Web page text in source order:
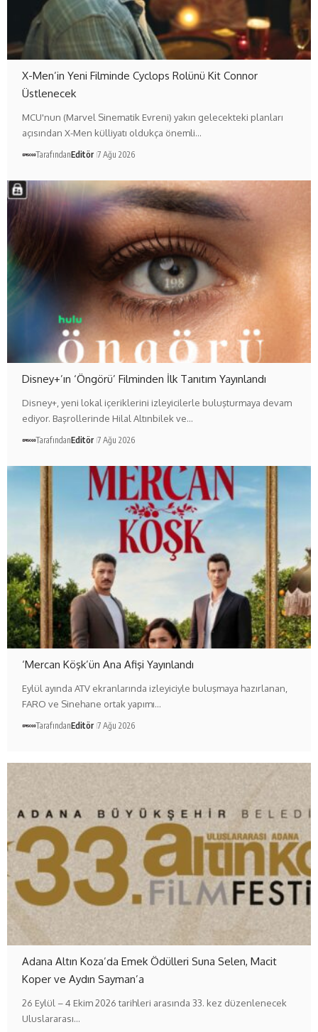
X-Men’in Yeni Filminde Cyclops Rolünü Kit Connor
Üstlenecek
MCU'nun (Marvel Sinematik Evreni) yakın gelecekteki planları
açısından X-Men külliyatı oldukça önemli…
TarafındanEditör 7 Ağu 2026
Disney+’ın ‘Öngörü’ Filminden İlk Tanıtım Yayınlandı
Disney+, yeni lokal içeriklerini izleyicilerle buluşturmaya devam
ediyor. Başrollerinde Hilal Altınbilek ve…
TarafındanEditör 7 Ağu 2026
‘Mercan Köşk’ün Ana Afişi Yayınlandı
Eylül ayında ATV ekranlarında izleyiciyle buluşmaya hazırlanan,
FARO ve Sinehane ortak yapımı…
TarafındanEditör 7 Ağu 2026
Adana Altın Koza’da Emek Ödülleri Suna Selen, Macit
Koper ve Aydın Sayman’a
26 Eylül – 4 Ekim 2026 tarihleri arasında 33. kez düzenlenecek
Uluslararası…